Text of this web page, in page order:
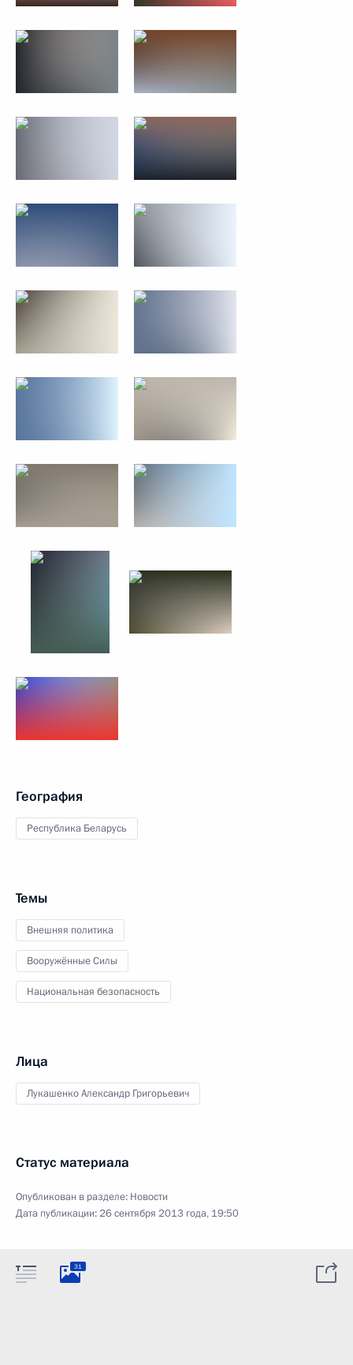
География
Республика Беларусь
Темы
Внешняя политика
Вооружённые Силы
Национальная безопасность
Лица
Лукашенко Александр Григорьевич
Статус материала
Опубликован в разделе: Новости
Дата публикации:26 сентября 2013 года, 19:50
31